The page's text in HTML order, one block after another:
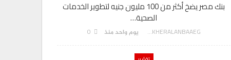
بنك مصر يضخ أكثر من 100 مليون جنيه لتطوير الخدمات
الصحية…
AKHERALANBAAEG يوم واحد منذ